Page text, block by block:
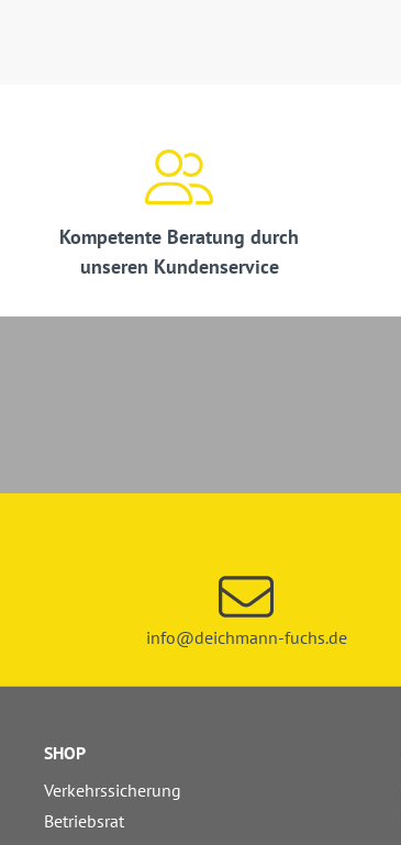
Kompetente Beratung durch
unseren Kundenservice
info@deichmann-fuchs.de
SHOP
Verkehrssicherung
Betriebsrat